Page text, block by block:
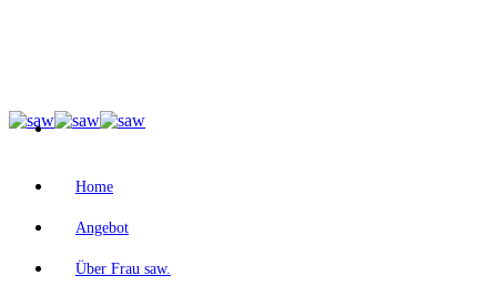
Home
Angebot
Über Frau saw.